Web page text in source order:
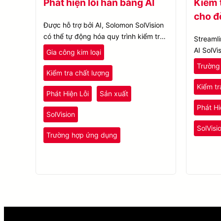
Phát hiện lỗi hàn bằng AI
Được hỗ trợ bởi AI, Solomon SolVision
có thể tự động hóa quy trình kiểm tra
hàn bằng cách học các hình dạng và
đặc điểm khác nhau của mối hàn từ
các hình ảnh mẫu.
Gia công kim loại
Kiểm tra chất lượng
Phát Hiện Lỗi Sản xuất
SolVision
Trường hợp ứng dụng
Kiểm
cho
AI
identify
Kiểm
Phát